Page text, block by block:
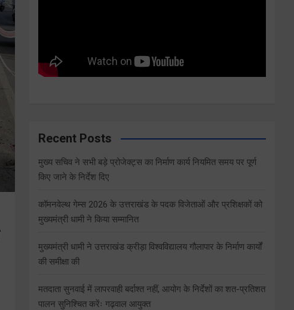
Recent Posts
मुख्य सचिव ने सभी बड़े प्रोजेक्ट्स का निर्माण कार्य नियमित समय पर पूर्ण
किए जाने के निर्देश दिए
कॉमनवेल्थ गेम्स 2026 के उत्तराखंड के पदक विजेताओं और प्रशिक्षकों को
मुख्यमंत्री धामी ने किया सम्मानित
मुख्यमंत्री धामी ने उत्तराखंड क्रीड़ा विश्वविद्यालय गौलापार के निर्माण कार्यों
की समीक्षा की
मतदाता सुनवाई में लापरवाही बर्दाश्त नहीं, आयोग के निर्देशों का शत-प्रतिशत
पालन सुनिश्चित करेंः गढ़वाल आयुक्त